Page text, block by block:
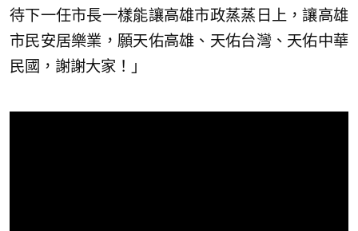
待下一任市長一樣能讓高雄市政蒸蒸日上，讓高雄
市民安居樂業，願天佑高雄、天佑台灣、天佑中華
民國，謝謝大家！」